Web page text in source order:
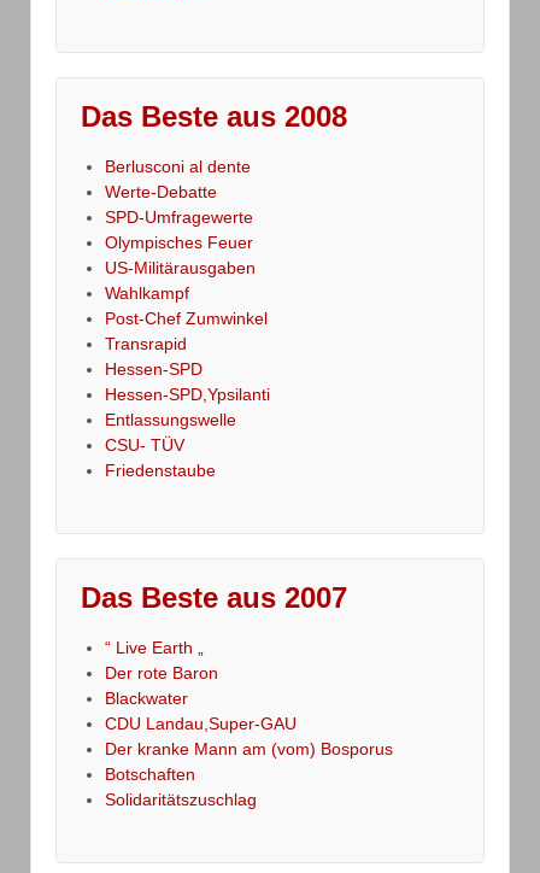
Das Beste aus 2008
Berlusconi al dente
Werte-Debatte
SPD-Umfragewerte
Olympisches Feuer
US-Militärausgaben
Wahlkampf
Post-Chef Zumwinkel
Transrapid
Hessen-SPD
Hessen-SPD,Ypsilanti
Entlassungswelle
CSU- TÜV
Friedenstaube
Das Beste aus 2007
“ Live Earth „
Der rote Baron
Blackwater
CDU Landau,Super-GAU
Der kranke Mann am (vom) Bosporus
Botschaften
Solidaritätszuschlag